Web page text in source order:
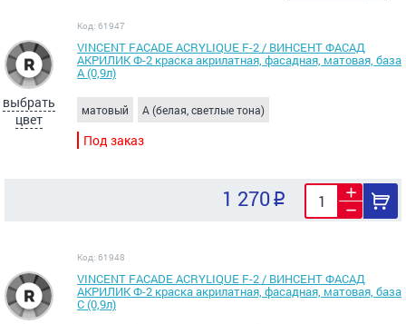
выбрать
цвет
Код: 61947
VINCENT FACADE ACRYLIQUE F-2 / ВИНСЕНТ ФАСАД
АКРИЛИК Ф-2 краска акрилатная, фасадная, матовая, база
А (0,9л)
матовый A (белая, светлые тона)
Под заказ
1 270
Код: 61948
VINCENT FACADE ACRYLIQUE F-2 / ВИНСЕНТ ФАСАД
АКРИЛИК Ф-2 краска акрилатная, фасадная, матовая, база
С (0,9л)